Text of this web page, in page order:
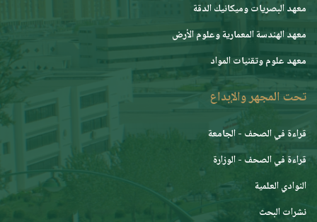
معهد البصريات وميكانيك الدقة
معهد الهندسة المعمارية وعلوم الأرض
معهد علوم وتقنيات المواد
تحت المجهر والإبداع
قراءة في الصحف - الجامعة
قراءة في الصحف - الوزارة
النوادي العلمية
نشرات البحث